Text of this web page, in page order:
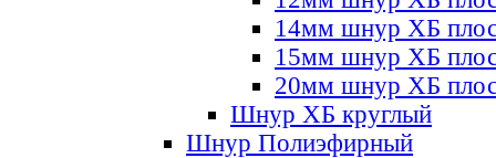
14мм шнур ХБ
15мм шнур ХБ
20мм шнур ХБ
Шнур ХБ круглый
Шнур Полиэфирный